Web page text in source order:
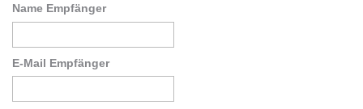
Name Empfänger
E-Mail Empfänger